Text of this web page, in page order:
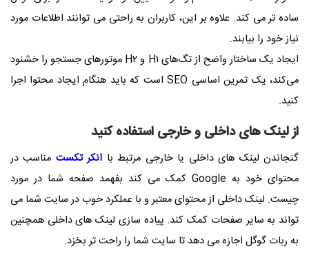
ساده تر می کند. علاوه بر این، کاربران به راحتی می توانند اطلاعات مورد
نیاز خود را بیابند.
ایجاد یک ساختار واضح از تگ‌های H۱ و H۲ موتورهای جستجو را خشنود
می‌کند، یک تمرین اساسی SEO است که باید هنگام ایجاد محتوا اجرا
کنید.
از لینک های داخلی و خارجی استفاده کنید
گنجاندن لینک های داخلی یا خارجی مرتبط با انکر تکست مناسب در
محتوای خود به Google کمک می کند بفهمد صفحه شما در مورد
چیست. لینک داخلی از محتوای معتبر و با عملکرد خوب در سایت شما می
تواند به سایر صفحات کمک کند. پیاده سازی لینک های داخلی همچنین
به ربات گوگل اجازه می دهد تا سایت شما را راحت تر بخزد.